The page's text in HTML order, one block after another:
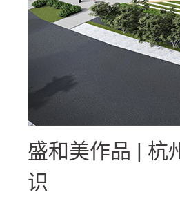
盛和美作品 | 杭
识